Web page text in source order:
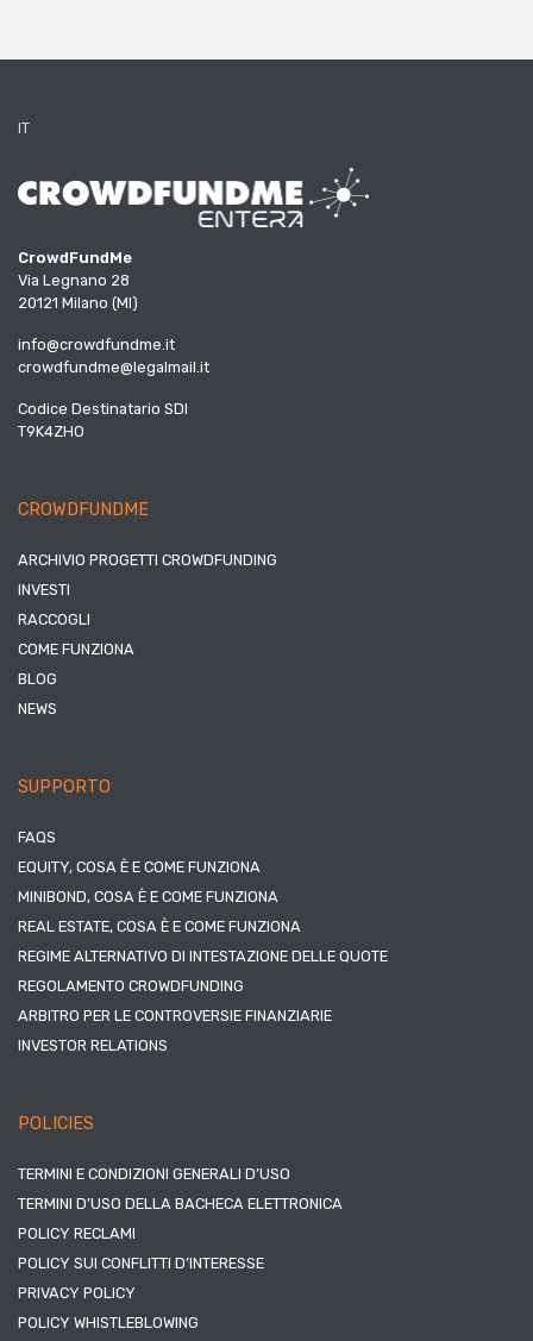
IT
CrowdFundMe
Via Legnano 28
20121 Milano (MI)
info@crowdfundme.it
crowdfundme@legalmail.it
Codice Destinatario SDI
T9K4ZHO
CROWDFUNDME
ARCHIVIO PROGETTI CROWDFUNDING
INVESTI
RACCOGLI
COME FUNZIONA
BLOG
NEWS
SUPPORTO
FAQS
EQUITY, COSA È E COME FUNZIONA
MINIBOND, COSA È E COME FUNZIONA
REAL ESTATE, COSA È E COME FUNZIONA
REGIME ALTERNATIVO DI INTESTAZIONE DELLE QUOTE
REGOLAMENTO CROWDFUNDING
ARBITRO PER LE CONTROVERSIE FINANZIARIE
INVESTOR RELATIONS
POLICIES
TERMINI E CONDIZIONI GENERALI D’USO
TERMINI D’USO DELLA BACHECA ELETTRONICA
POLICY RECLAMI
POLICY SUI CONFLITTI D’INTERESSE
PRIVACY POLICY
POLICY WHISTLEBLOWING